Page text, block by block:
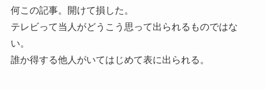
何この記事。開けて損した。
テレビって当人がどうこう思って出られるものではな
い。
誰か得する他人がいてはじめて表に出られる。